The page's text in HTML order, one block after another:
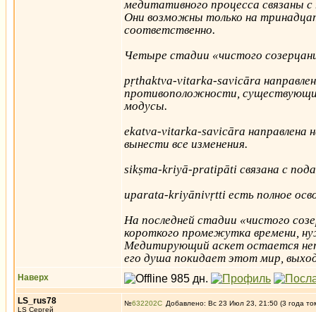
медитативного процесса связаны
Они возможны только на
соответственно.
Четыре стадии «чистого
pṛthaktva-vitarka-savicāra
противоположности,
модусы.
ekatva-vitarka-savicāra направлена
вынести все изменения.
sikṣma-kriyā-pratipāti связана с
uparata-kriyānivṛtti есть полное
На последней стадии «чистого
короткого промежутка времени,
Медитирующий аскет остается
его душа покидает этот мир,
Наверх
LS_rus78
LS Сергей
№632202 Добавлено: Вс 23 Июл 23, 21:50 (3 года